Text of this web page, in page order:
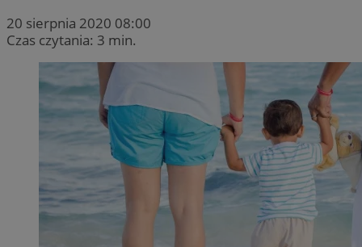
20 sierpnia 2020 08:00
Czas czytania: 3 min.